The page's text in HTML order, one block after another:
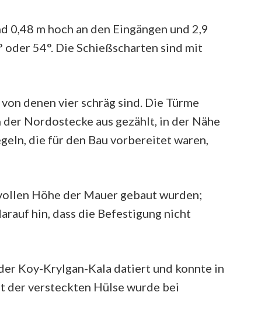
m hoch an den Eingängen und 2,9
54°. Die Schießscharten sind mit
denen vier schräg sind. Die Türme
Nordostecke aus gezählt, in der Nähe
die für den Bau vorbereitet waren,
Höhe der Mauer gebaut wurden;
hin, dass die Befestigung nicht
Koy-Krylgan-Kala datiert und konnte in
der versteckten Hülse wurde bei